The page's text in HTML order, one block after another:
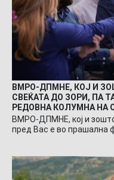
ВМРО-ДПМНЕ, КОЈ И
СВЕЌАТА ДО ЗОРИ, ПА
РЕДОВНА КОЛУМНА НА
ВМРО-ДПМНЕ, кој и
пред Вас е во прашална